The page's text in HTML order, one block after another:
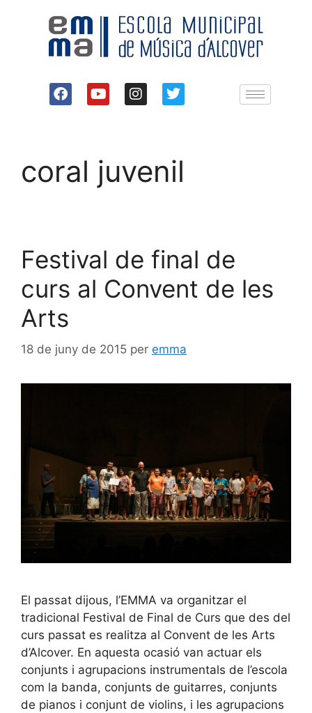
coral juvenil
Festival de final de
curs al Convent de les
Arts
18 de juny de 2015 per emma
El passat dijous, l’EMMA va organitzar el
tradicional Festival de Final de Curs que des del
curs passat es realitza al Convent de les Arts
d’Alcover. En aquesta ocasió van actuar els
conjunts i agrupacions instrumentals de l’escola
com la banda, conjunts de guitarres, conjunts
de pianos i conjunt de violins, i les agrupacions